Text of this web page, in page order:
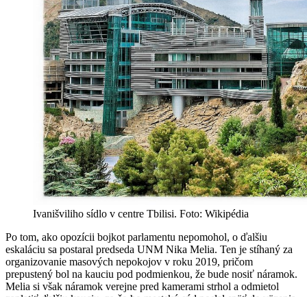
Ivanišviliho sídlo v centre Tbilisi. Foto: Wikipédia
Po tom, ako opozícii bojkot parlamentu nepomohol, o ďalšiu
eskaláciu sa postaral predseda UNM Nika Melia. Ten je stíhaný za
organizovanie masových nepokojov v roku 2019, pričom
prepustený bol na kauciu pod podmienkou, že bude nosiť náramok.
Melia si však náramok verejne pred kamerami strhol a odmietol